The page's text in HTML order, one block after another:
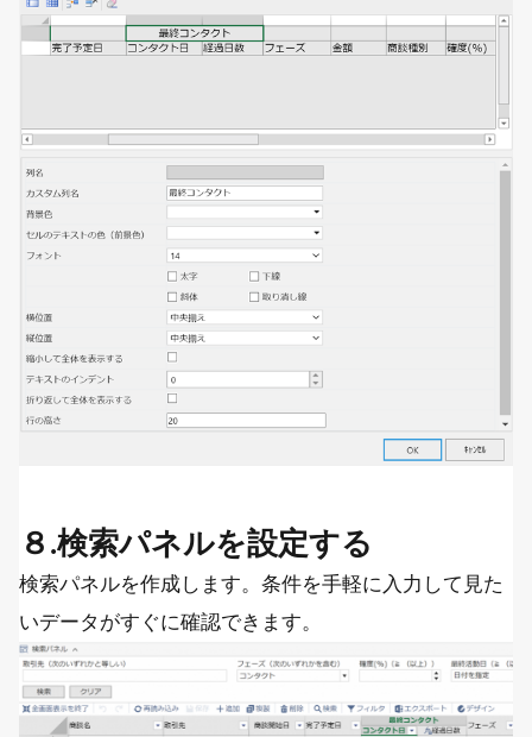
８.検索パネルを設定する
検索パネルを作成します。条件を手軽に入力して見た
いデータがすぐに確認できます。